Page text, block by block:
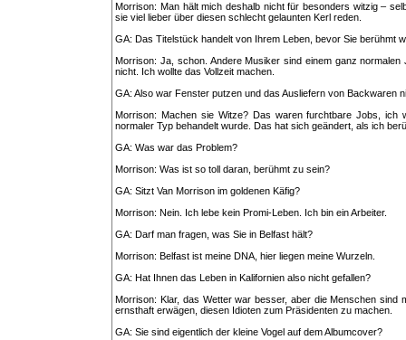
Morrison: Man hält mich deshalb nicht für besonders witzig –
sie viel lieber über diesen schlecht gelaunten Kerl reden.
GA: Das Titelstück handelt von Ihrem Leben, bevor Sie berühmt
Morrison: Ja, schon. Andere Musiker sind einem ganz
nicht. Ich wollte das Vollzeit machen.
GA: Also war Fenster putzen und das Ausliefern von Backwaren
Morrison: Machen sie Witze? Das waren furchtbare Jobs,
normaler Typ behandelt wurde. Das hat sich geändert, als ich
GA: Was war das Problem?
Morrison: Was ist so toll daran, berühmt zu sein?
GA: Sitzt Van Morrison im goldenen Käfig?
Morrison: Nein. Ich lebe kein Promi-Leben. Ich bin ein Arbeiter.
GA: Darf man fragen, was Sie in Belfast hält?
Morrison: Belfast ist meine DNA, hier liegen meine Wurzeln.
GA: Hat Ihnen das Leben in Kalifornien also nicht gefallen?
Morrison: Klar, das Wetter war besser, aber die Menschen
ernsthaft erwägen, diesen Idioten zum Präsidenten zu machen.
GA: Sie sind eigentlich der kleine Vogel auf dem Albumcover?